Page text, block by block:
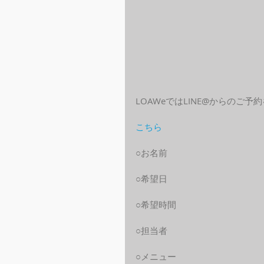
LOAWeではLINE@からのご予
こちら
○お名前
○希望日
○希望時間
○担当者
○メニュー